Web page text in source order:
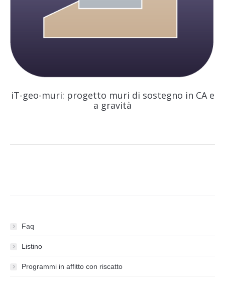
iT-geo-muri: progetto muri di sostegno in CA e
a gravità
Faq
Listino
Programmi in affitto con riscatto